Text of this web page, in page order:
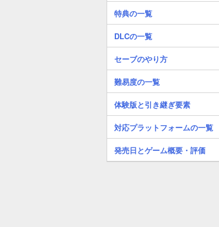
特典の一覧
DLCの一覧
セーブのやり方
難易度の一覧
体験版と引き継ぎ要素
対応プラットフォームの一覧
発売日とゲーム概要・評価